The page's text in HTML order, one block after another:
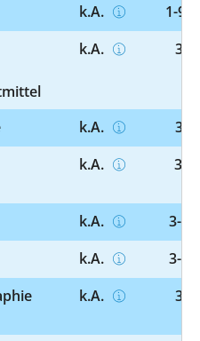
k.A.
1-
k.A. 3-
k.A.
3-
k.A. 3-
k.A.
3-
k.A.
3-
k.A. 3-